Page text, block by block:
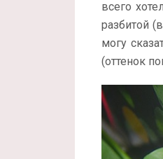
всего
разбитой
могу
(оттенок